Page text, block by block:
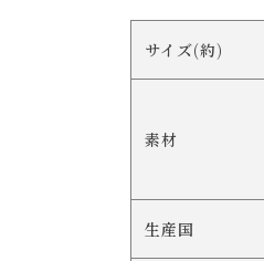
サイズ(約)
素材
生産国